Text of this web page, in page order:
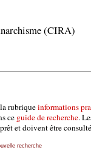
(CIRA)
rubriqueinformations
ce guide de recherche.
et doivent être
recherche